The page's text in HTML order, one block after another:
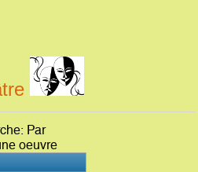
Par
oeuvre